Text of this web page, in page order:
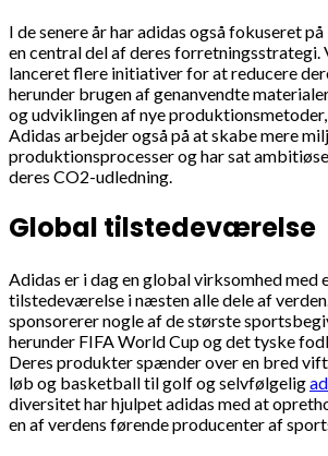
I de senere år har adidas også fokuseret
en central del af deres forretningsstrategi.
lanceret flere initiativer for at reducere
herunder brugen af genanvendte
og udviklingen af nye
Adidas arbejder også på at skabe mere
produktionsprocesser og har sat
deres CO2-udledning.
Global tilstedeværelse
Adidas er i dag en global virksomhed med
tilstedeværelse i næsten alle dele af
sponsorerer nogle af de største
herunder FIFA World Cup og det tyske
Deres produkter spænder over en bred
løb og basketball til golf og selvfølgelig
diversitet har hjulpet adidas med at
en af verdens førende producenter af